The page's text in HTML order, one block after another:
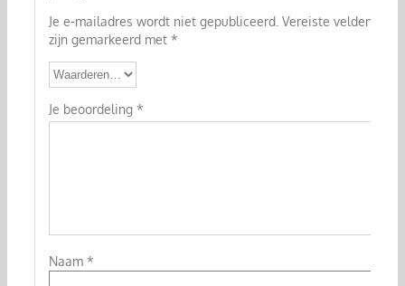
Je e-mailadres wordt niet gepubliceerd. Vereiste velden
zijn gemarkeerd met *
Je beoordeling *
Naam *